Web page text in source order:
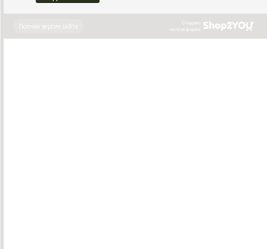
Создано
на платформе
Полная версия сайта